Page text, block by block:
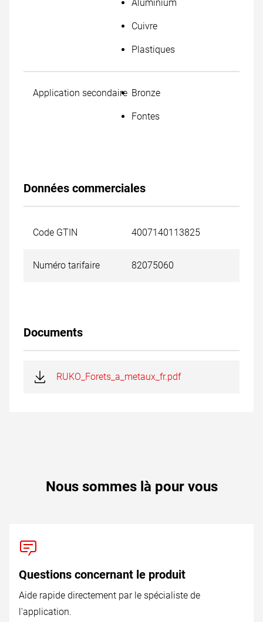
Aluminium
Cuivre
Plastiques
Application secondaire Bronze
Fontes
Données commerciales
Code GTIN 4007140113825
Numéro tarifaire 82075060
Documents
RUKO_Forets_a_metaux_fr.pdf
Nous sommes là pour vous
Questions concernant le produit
Aide rapide directement par le spécialiste de
l'application.